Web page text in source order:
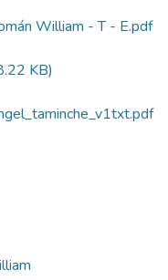
William - T - E.pdf
KB)